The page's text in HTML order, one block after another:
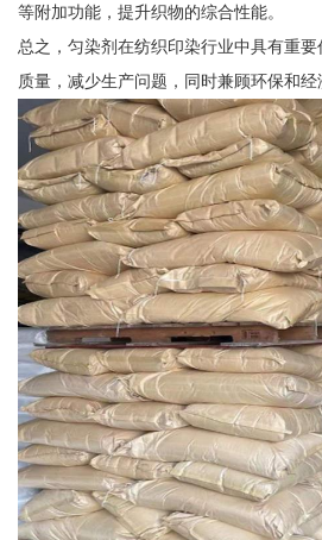
等附加功能，提升织物的综合性能。
总之，匀染剂在纺织印染行业中具有重
质量，减少生产问题，同时兼顾环保和经